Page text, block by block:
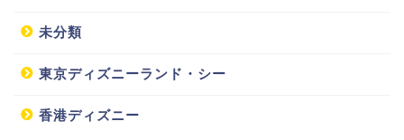
未分類
東京ディズニーランド・シー
香港ディズニー